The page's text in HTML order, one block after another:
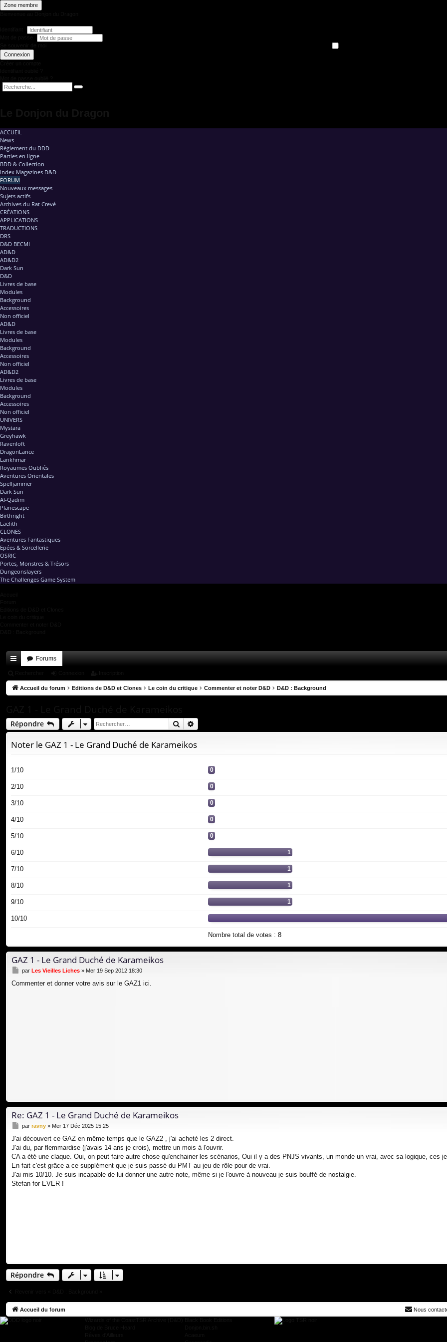
Zone membre
Connexion
ACCUEIL
News
Règlement du DDD
Parties en ligne
BDD & Collection
Index Magazines D&D
FORUM
Nouveaux messages
Sujets actifs
Archives du Rat Crevé
CRÉATIONS
APPLICATIONS
TRADUCTIONS
DRS
D&D BECMI
AD&D
AD&D2
Dark Sun
D&D
Livres de base
Modules
Background
Accessoires
Non officiel
AD&D
Livres de base
Modules
Background
Accessoires
Non officiel
AD&D2
Livres de base
Modules
Background
Accessoires
Non officiel
UNIVERS
Mystara
Greyhawk
Ravenloft
DragonLance
Lankhmar
Royaumes Oubliés
Aventures Orientales
Spelljammer
Dark Sun
Al-Qadim
Planescape
Birthright
Laelith
CLONES
Aventures Fantastiques
Epées & Sorcellerie
OSRIC
Portes, Monstres & Trésors
Dungeonslayers
The Challenges Game System
co
ci
s
Forums
Accueil du forum Editions de D&D et Clones Le coin du critique Commenter et noter D&D D&D : Background
Répondre Rechercher
Noter le GAZ 1 - Le Grand Duché de Karameikos
1/10 0
2/10 0
3/10 0
4/10 0
5/10 0
6/10 1
7/10 1
8/10 1
9/10 1
10/10
Nombre total de votes : 8
GAZ 1 - Le Grand Duché de Karameikos
M
s
par Les Vieilles Liches » Mer 19 Sep 2012 18:30
Commenter et donner votre avis sur le GAZ1 ici.
Re: GAZ 1 - Le Grand Duché de Karameikos
M
s
s
a
g
par ravny » Mer 17 Déc 2025 15:25
J'ai découvert ce GAZ en même temps que le GAZ2 , j'ai acheté les 2 direct.
J'ai du, par flemmardise (j'avais 14 ans je crois), mettre un mois à l'ouvrir.
CA a été une claque. Oui, on peut faire autre chose qu'enchainer les scénarios, Oui il y a des PNJS vivants, un monde un vrai, avec sa logique, ces
En fait c'est grâce a ce supplément que je suis passé du PMT au jeu de rôle pour de vrai.
J'ai mis 10/10. Je suis incapable de lui donner une autre note, même si je l'ouvre à nouveau je suis bouffé de nostalgie.
Stefan for EVER !
Répondre
Accueil du forum
Nous